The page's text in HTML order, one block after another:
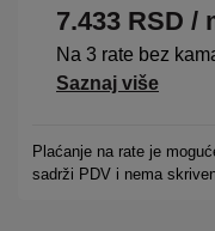
7.433 RSD /
Na 3 rate bez
Saznaj više
Plaćanje na rate je
sadrži PDV i nema